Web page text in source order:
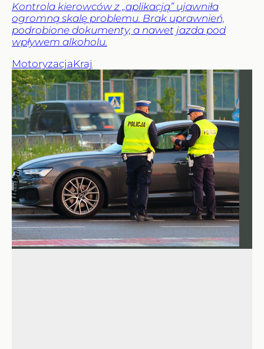
Kontrola kierowców z „aplikacją” ujawniła
ogromną skalę problemu. Brak uprawnień,
podrobione dokumenty, a nawet jazda pod
wpływem alkoholu.
MotoryzacjaKraj